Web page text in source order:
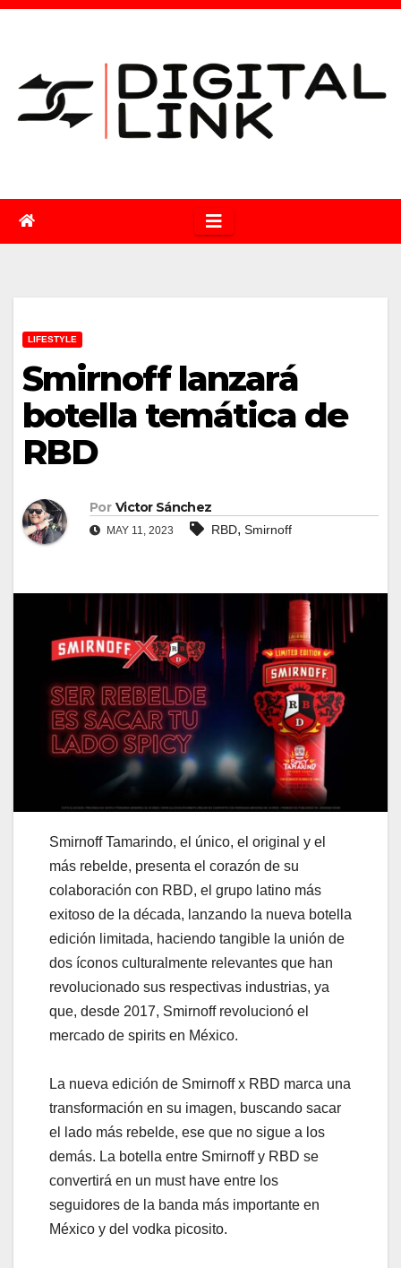
Saltar
LIFESTYLE
Smirnoff lanzará
botella temática de
RBD
Por Victor Sánchez
MAY 11, 2023 RBD, Smirnoff
Smirnoff Tamarindo, el único, el original y el
más rebelde, presenta el corazón de su
colaboración con RBD, el grupo latino más
exitoso de la década, lanzando la nueva botella
edición limitada, haciendo tangible la unión de
dos íconos culturalmente relevantes que han
revolucionado sus respectivas industrias, ya
que, desde 2017, Smirnoff revolucionó el
mercado de spirits en México.
La nueva edición de Smirnoff x RBD marca una
transformación en su imagen, buscando sacar
el lado más rebelde, ese que no sigue a los
demás. La botella entre Smirnoff y RBD se
convertirá en un must have entre los
seguidores de la banda más importante en
México y del vodka picosito.